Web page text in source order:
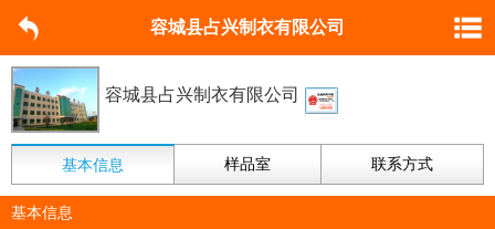
容城县占兴制衣有限公司
容城县占兴制衣有限公司
基本信息 样品室 联系方式
基本信息